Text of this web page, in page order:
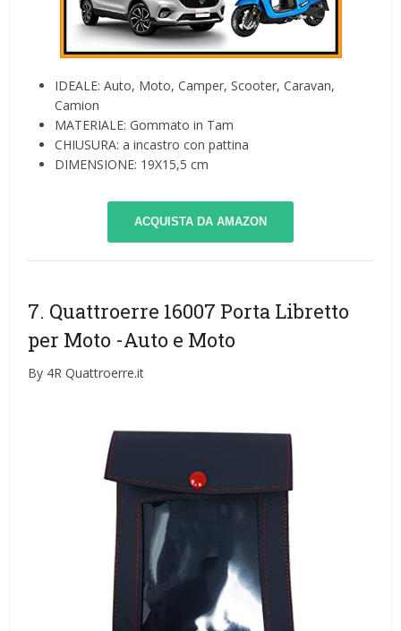
IDEALE: Auto, Moto, Camper, Scooter, Caravan,
Camion
MATERIALE: Gommato in Tam
CHIUSURA: a incastro con pattina
DIMENSIONE: 19X15,5 cm
ACQUISTA DA AMAZON
7. Quattroerre 16007 Porta Libretto
per Moto -Auto e Moto
By 4R Quattroerre.it